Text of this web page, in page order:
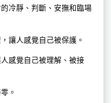
冷靜、判斷、安撫和臨場
讓人感覺自己被保護。
感覺自己被理解、被接
。